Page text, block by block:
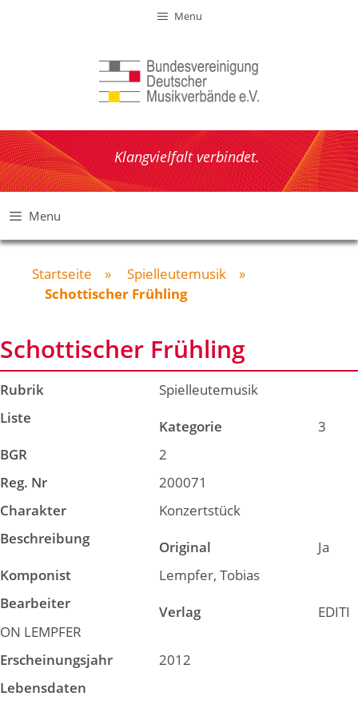
Menu
Klangvielfalt verbindet.
Menu
Startseite » Spielleutemusik »
Schottischer Frühling
Schottischer Frühling
Rubrik
Spielleutemusik
Liste
Kategorie
3
BGR
2
Reg. Nr
200071
Charakter
Konzertstück
Beschreibung
Original
Ja
Komponist
Lempfer, Tobias
Bearbeiter
Verlag
EDITI
ON LEMPFER
Erscheinungsjahr
2012
Lebensdaten